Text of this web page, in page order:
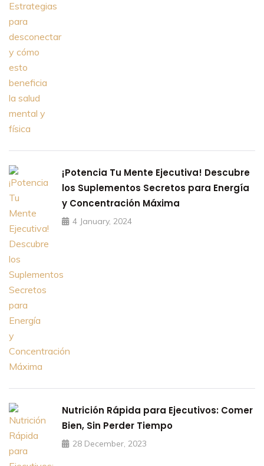
¡Potencia Tu Mente Ejecutiva! Descubre
los Suplementos Secretos para Energía
y Concentración Máxima
4 January, 2024
Nutrición Rápida para Ejecutivos: Comer
Bien, Sin Perder Tiempo
28 December, 2023